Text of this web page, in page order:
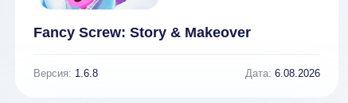
Fancy Screw: Story & Makeover
Версия: 1.6.8 Дата: 6.08.2026